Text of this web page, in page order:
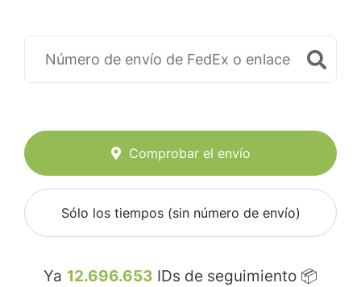
Comprobar el envío
Sólo los tiempos (sin número de envío)
Ya 12.696.653 IDs de seguimiento 📦